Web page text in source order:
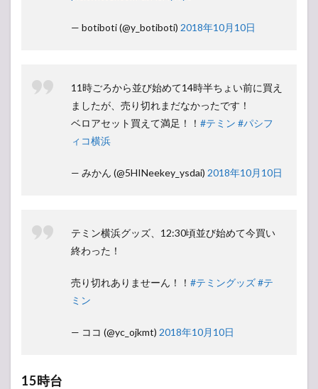
— botiboti (@y_botiboti) 2018年10月10日
11時ごろから並び始めて14時半ちょい前に買え
ましたが、売り切れまだなかったです！
ベロアセット買えて満足！！ #テミン #パシフ
ィコ横浜
— みかん (@5HINeekey_ysdai) 2018年10月10日
テミン横浜グッズ、12:30頃並び始めて今買い
終わった！
売り切れありませーん！！ #テミングッズ#テ
ミン
— ココ (@yc_ojkmt) 2018年10月10日
15時台